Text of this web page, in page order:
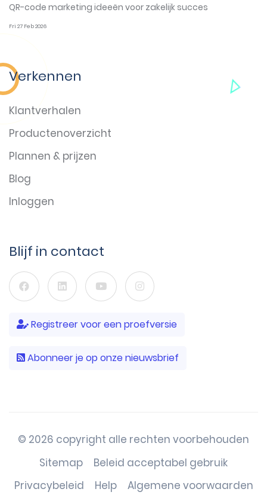
QR-code marketing ideeën voor zakelijk succes
Fri 27 Feb 2026
Verkennen
Klantverhalen
Productenoverzicht
Plannen & prijzen
Blog
Inloggen
Blijf in contact
Registreer voor een proefversie
Abonneer je op onze nieuwsbrief
© 2026 copyright alle rechten voorbehouden
Sitemap
Beleid acceptabel gebruik
Privacybeleid
Help Algemene voorwaarden